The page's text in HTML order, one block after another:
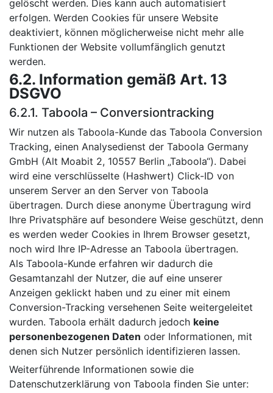
gelöscht werden. Dies kann auch automatisiert
erfolgen. Werden Cookies für unsere Website
deaktiviert, können möglicherweise nicht mehr alle
Funktionen der Website vollumfänglich genutzt
werden.
6.2. Information gemäß Art. 13
DSGVO
6.2.1. Taboola – Conversiontracking
Wir nutzen als Taboola-Kunde das Taboola Conversion
Tracking, einen Analysedienst der Taboola Germany
GmbH (Alt Moabit 2, 10557 Berlin „Taboola“). Dabei
wird eine verschlüsselte (Hashwert) Click-ID von
unserem Server an den Server von Taboola
übertragen. Durch diese anonyme Übertragung wird
Ihre Privatsphäre auf besondere Weise geschützt, denn
es werden weder Cookies in Ihrem Browser gesetzt,
noch wird Ihre IP-Adresse an Taboola übertragen.
Als Taboola-Kunde erfahren wir dadurch die
Gesamtanzahl der Nutzer, die auf eine unserer
Anzeigen geklickt haben und zu einer mit einem
Conversion-Tracking versehenen Seite weitergeleitet
wurden. Taboola erhält dadurch jedoch keine
personenbezogenen Daten oder Informationen, mit
denen sich Nutzer persönlich identifizieren lassen.
Weiterführende Informationen sowie die
Datenschutzerklärung von Taboola finden Sie unter: